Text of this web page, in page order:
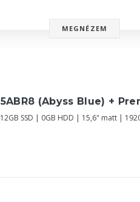
MEGNÉZEM
(Abyss Blue) +
SSD | 0GB HDD | 15,6" matt |